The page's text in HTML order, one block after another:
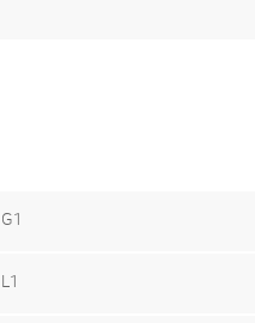
G1
L1